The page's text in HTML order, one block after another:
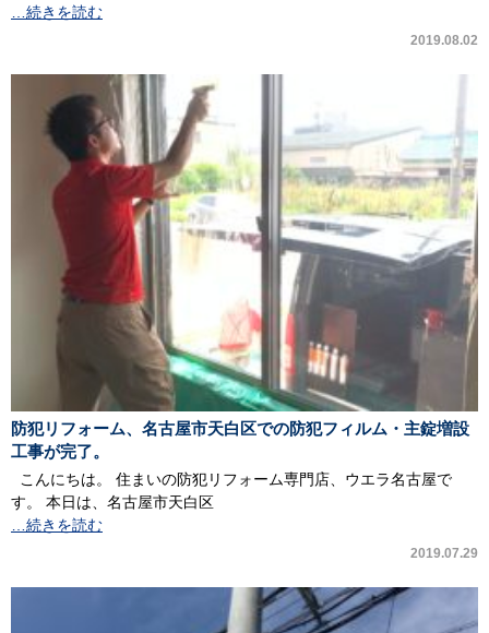
…続きを読む
2019.08.02
防犯リフォーム、名古屋市天白区での防犯フィルム・主錠増設
工事が完了。
こんにちは。 住まいの防犯リフォーム専門店、ウエラ名古屋で
す。 本日は、名古屋市天白区
…続きを読む
2019.07.29